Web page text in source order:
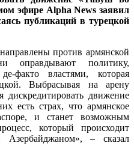
эфире Alpha News заявил
публикаций в турецкой
против армянской
оправдывают политику,
факто властями, которая
Выбрасывая на арену
движение
есть страх, что армянское
и станет возможным
который происходит
– сказал